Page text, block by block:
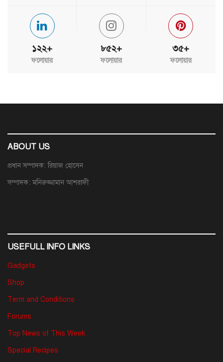
১২২+
ফলোয়ার
৮৫২+
ফলোয়ার
৩৫+
ফলোয়ার
ABOUT US
প্রধান সম্পাদক: রিয়াজ হোসেন
সম্পাদক: মনিরুজ্জামান আশরাফী
USEFULL INFO LINKS
Gadgets
Shop
Term and Conditions
Forums
Top News of This Week
Special Recipes